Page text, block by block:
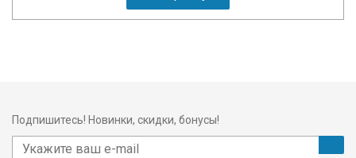
Подпишитесь! Новинки, скидки, бонусы!